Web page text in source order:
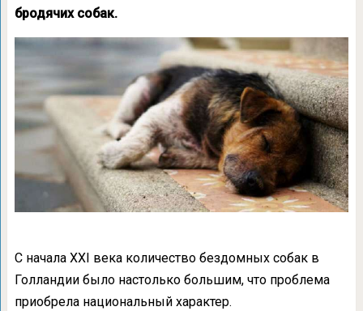
бродячих собак.
С начала ХХІ века количество бездомных собак в
Голландии было настолько большим, что проблема
приобрела национальный характер.